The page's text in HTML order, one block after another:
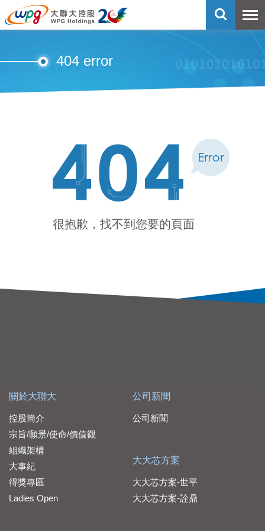
404 error
很抱歉，找不到您要的頁面
關於大聯大
控股簡介
宗旨/願景/使命/價值觀
組織架構
大事紀
得獎專區
Ladies Open
公司新聞
公司新聞
大大芯方案
大大芯方案-世平
大大芯方案-詮鼎